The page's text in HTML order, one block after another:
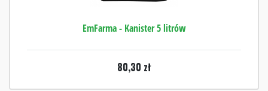
EmFarma - Kanister 5 litrów
80,30 zł